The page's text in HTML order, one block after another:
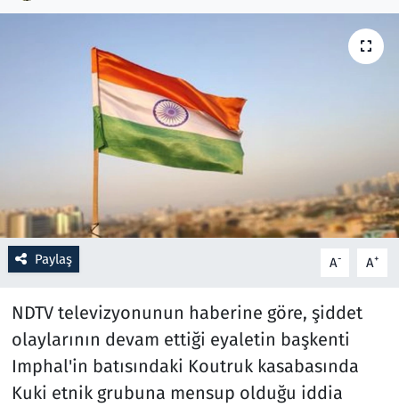
Paylaş A- A+
NDTV televizyonunun haberine göre, şiddet
olaylarının devam ettiği eyaletin başkenti
Imphal'in batısındaki Koutruk kasabasında
Kuki etnik grubuna mensup olduğu iddia
Oyun
Ramazan
Resmi İlanlar
Rüya Tabirleri
Sağlık
Savunma Sanayi
Spor
Teknoloji ve Bilim